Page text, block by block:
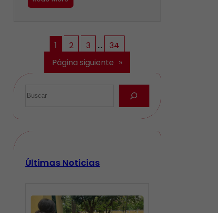
1 2 3 …
34
Página siguiente »
Últimas Noticias